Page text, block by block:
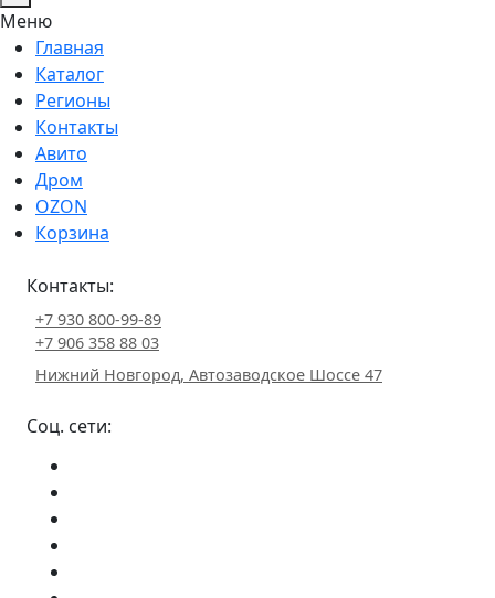
Меню
Главная
Каталог
Регионы
Контакты
Авито
Дром
OZON
Корзина
Контакты:
+7 930 800-99-89
+7 906 358 88 03
Нижний Новгород, Автозаводское Шоссе 47
Соц. сети: